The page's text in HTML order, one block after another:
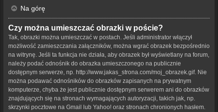
Na górę
Czy można umieszczać obrazki w poście?
Tak, obrazki można umieszczać w postach. Jeśli administrator włączył
możliwość zamieszczania załączników, można wgrać obrazek bezpośrednio
na witrynę. Jeśli ta funkcja nie działa, aby obrazek był wyświetlany na forum,
należy podać odnośnik do obrazka umieszczonego na publicznie
dostępnym serwerze, np. http://www.jakas_strona.com/moj_obrazek.gif. Nie
można podawać odnośników do obrazków zapisanych na prywatnym
komputerze, chyba że jest publicznie dostępnym serwerem ani do obrazków
znajdujących się na stronach wymagających autoryzacji, takich jak, np.
skrzynki pocztowe na Gmail lub Yahoo! oraz stronach chronionych hasłem.